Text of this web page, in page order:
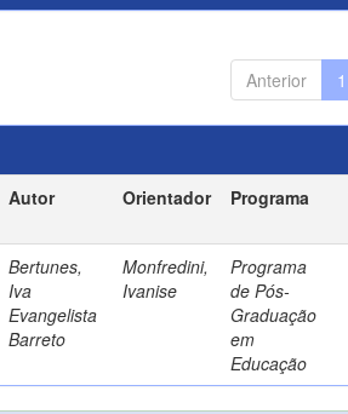
Anterior 1
Autor Orientador Programa
Bertunes,
Iva
Evangelista
Barreto
Monfredini,
Ivanise
Programa
de Pós-
Graduação
em
Educação